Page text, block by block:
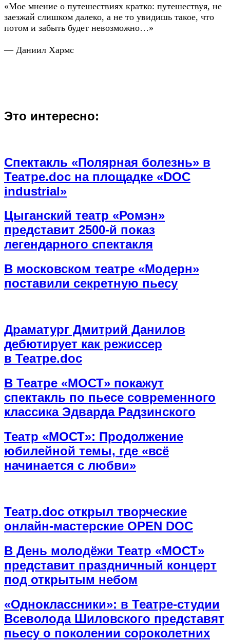
«Мое мнение о путешествиях кратко: путешествуя, не
заезжай слишком далеко, а не то увидишь такое, что
потом и забыть будет невозможно…»
— Даниил Хармс
Это интересно:
Спектакль «Полярная болезнь» в
Театре.doc на площадке «DOC
industrial»
Цыганский театр «Ромэн»
представит 2500-й показ
легендарного спектакля
В московском театре «Модерн»
поставили секретную пьесу
Драматург Дмитрий Данилов
дебютирует как режиссер
в Театре.doc
В Театре «МОСТ» покажут
спектакль по пьесе современного
классика Эдварда Радзинского
Театр «МОСТ»: Продолжение
юбилейной темы, где «всё
начинается с любви»
Театр.doc открыл творческие
онлайн-мастерские OPEN DOC
В День молодёжи Театр «МОСТ»
представит праздничный концерт
под открытым небом
«Одноклассники»: в Театре-студии
Всеволода Шиловского представят
пьесу о поколении сороколетних